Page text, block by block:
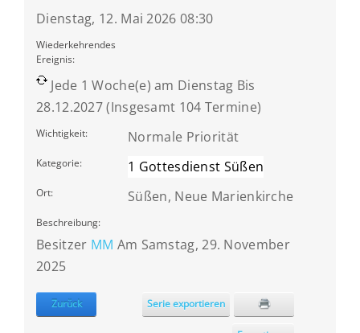
Dienstag, 12. Mai 2026 08:30
Wiederkehrendes
Ereignis:
Jede 1 Woche(e) am Dienstag Bis
28.12.2027 (Insgesamt 104 Termine)
Wichtigkeit: Normale Priorität
Kategorie: 1 Gottesdienst Süßen
Ort: Süßen, Neue Marienkirche
Beschreibung:
Besitzer MM Am Samstag, 29. November
2025
Zurück Serie exportieren